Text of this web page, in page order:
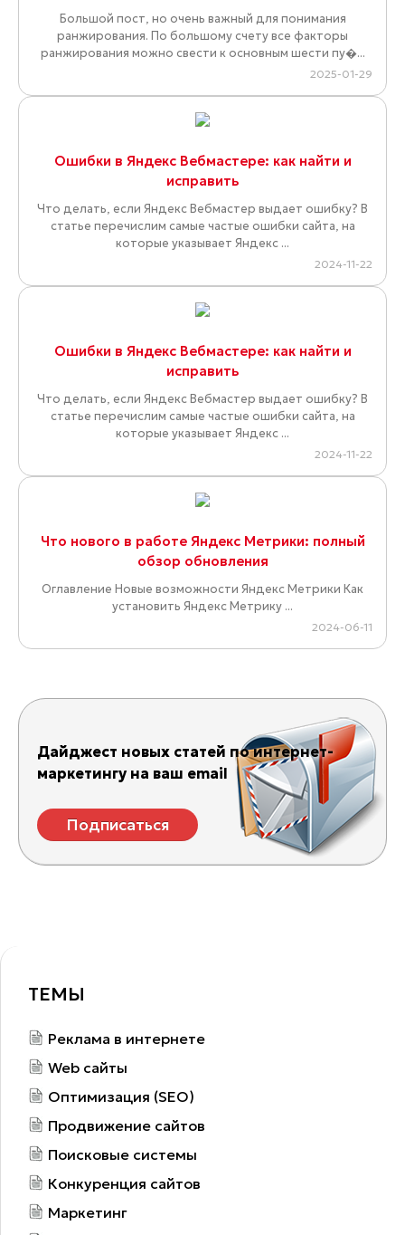
Большой пост, но очень важный для понимания
ранжирования. По большому счету все факторы
ранжирования можно свести к основным шести пу�...
2025-01-29
Ошибки в Яндекс Вебмастере: как найти и
исправить
Что делать, если Яндекс Вебмастер выдает ошибку? В
статье перечислим самые частые ошибки сайта, на
которые указывает Яндекс ...
2024-11-22
Ошибки в Яндекс Вебмастере: как найти и
исправить
Что делать, если Яндекс Вебмастер выдает ошибку? В
статье перечислим самые частые ошибки сайта, на
которые указывает Яндекс ...
2024-11-22
Что нового в работе Яндекс Метрики: полный
обзор обновления
Оглавление Новые возможности Яндекс Метрики Как
установить Яндекс Метрику ...
2024-06-11
Дайджест новых статей по интернет-
маркетингу на ваш email
Подписаться
ТЕМЫ
Реклама в интернете
Web сайты
Оптимизация (SEO)
Продвижение сайтов
Поисковые системы
Конкуренция сайтов
Маркетинг